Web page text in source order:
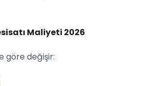
Maliyeti 2026
göre değişir: